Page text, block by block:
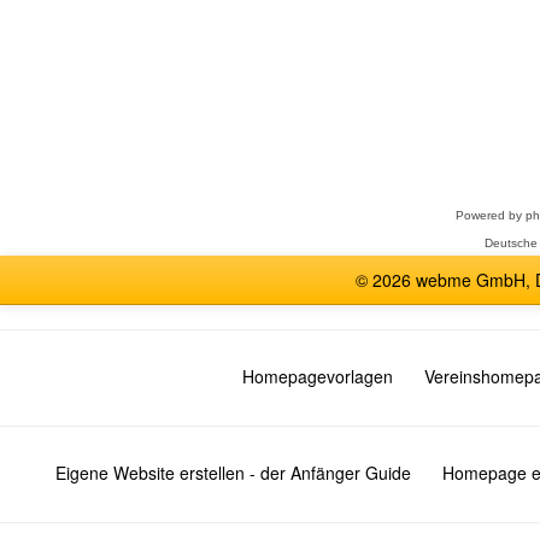
Powered by
© 2026 webme GmbH,
Homepagevorlagen
Eigene Website erstellen - der Anfänger Guide Homepage